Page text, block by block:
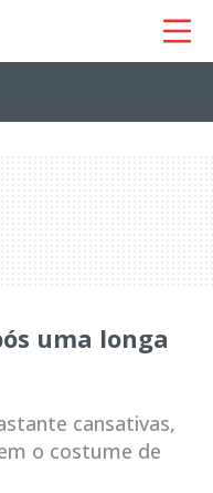
uma longa
cansativas,
o costume de